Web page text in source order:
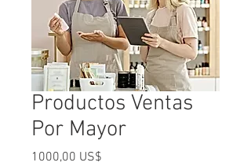
Productos Ventas
Por Mayor
1000,00 US$